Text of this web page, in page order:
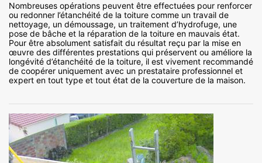
Nombreuses opérations peuvent être effectuées pour renforcer
ou redonner l’étanchéité de la toiture comme un travail de
nettoyage, un démoussage, un traitement d’hydrofuge, une
pose de bâche et la réparation de la toiture en mauvais état.
Pour être absolument satisfait du résultat reçu par la mise en
œuvre des différentes prestations qui préservent ou améliore la
longévité d’étanchéité de la toiture, il est vivement recommandé
de coopérer uniquement avec un prestataire professionnel et
expert en tout type et tout état de la couverture de la maison.